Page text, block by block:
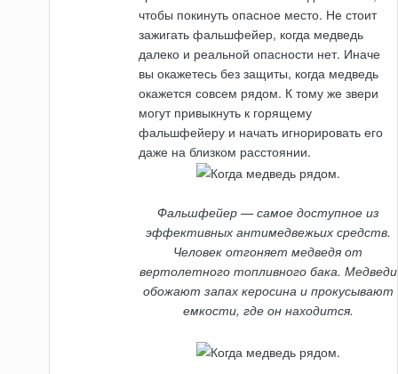
чтобы покинуть опасное место. Не стоит
зажигать фальшфейер, когда медведь
далеко и реальной опасности нет. Иначе
вы окажетесь без защиты, когда медведь
окажется совсем рядом. К тому же звери
могут привыкнуть к горящему
фальшфейеру и начать игнорировать его
даже на близком расстоянии.
Фальшфейер — самое доступное из
эффективных антимедвежьих средств.
Человек отгоняет медведя от
вертолетного топливного бака. Медведи
обожают запах керосина и прокусывают
емкости, где он находится.